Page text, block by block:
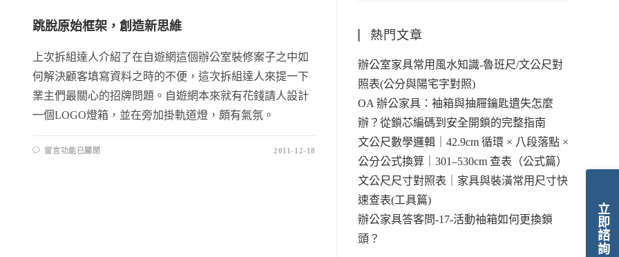
立即諮詢
跳脫原始框架，創造新思維
上次拆組達人介紹了在自遊網這個辦公室裝修案子之中如
何解決顧客填寫資料之時的不便，這次拆組達人來提一下
業主們最關心的招牌問題。自遊網本來就有花錢請人設計
一個LOGO燈箱，並在旁加掛軌道燈，頗有氣氛。
留言功能已關閉 2011-12-18
熱門文章
辦公室家具常用風水知識-魯班尺/文公尺對
照表(公分與陽宅字對照)
OA 辦公家具：袖箱與抽屜鑰匙遺失怎麼
辦？從鎖芯編碼到安全開鎖的完整指南
文公尺數學邏輯｜42.9cm 循環 × 八段落點 ×
公分公式換算｜301–530cm 查表（公式篇）
文公尺尺寸對照表｜家具與裝潢常用尺寸快
速查表(工具篇)
辦公家具答客問-17-活動袖箱如何更換鎖
頭？